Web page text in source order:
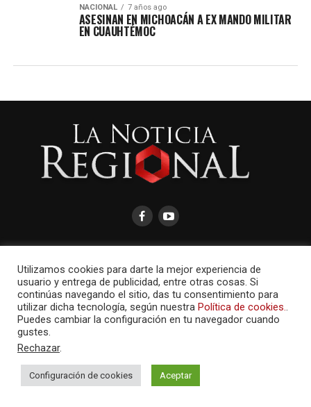
NACIONAL 7 años ago
ASESINAN EN MICHOACÁN A EX MANDO MILITAR
EN CUAUHTÉMOC
AMAYCOM.NET
Utilizamos cookies para darte la mejor experiencia de
usuario y entrega de publicidad, entre otras cosas. Si
continúas navegando el sitio, das tu consentimiento para
utilizar dicha tecnología, según nuestra Política de cookies..
Puedes cambiar la configuración en tu navegador cuando
gustes.
Rechazar.
Configuración de cookies Aceptar